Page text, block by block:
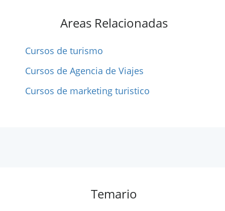
Areas Relacionadas
Cursos de turismo
Cursos de Agencia de Viajes
Cursos de marketing turistico
Temario